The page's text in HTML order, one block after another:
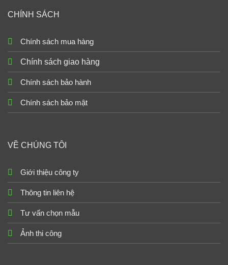
CHÍNH SÁCH
Chính sách mua hàng
Chính sách giao hàng
Chính sách bảo hành
Chính sách bảo mật
VỀ CHÚNG TÔI
Giới thiệu công ty
Thông tin liên hệ
Tư vấn chọn mẫu
Ảnh thi công